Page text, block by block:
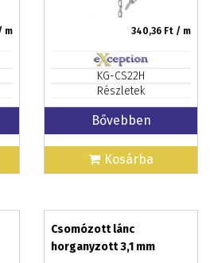
m 340,36 Ft / m
KG-CS22H
Részletek
Bővebben
Kosárba
Csomózott lánc
horganyzott 3,1 mm